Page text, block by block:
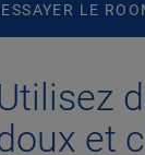
ESSAYER LE
et